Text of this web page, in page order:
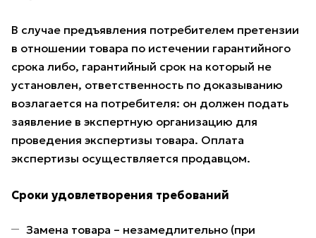
В случае предъявления потребителем претензии
в отношении товара по истечении гарантийного
срока либо, гарантийный срок на который не
установлен, ответственность по доказыванию
возлагается на потребителя: он должен подать
заявление в экспертную организацию для
проведения экспертизы товара. Оплата
экспертизы осуществляется продавцом.
Сроки удовлетворения требований
Замена товара – незамедлительно (при